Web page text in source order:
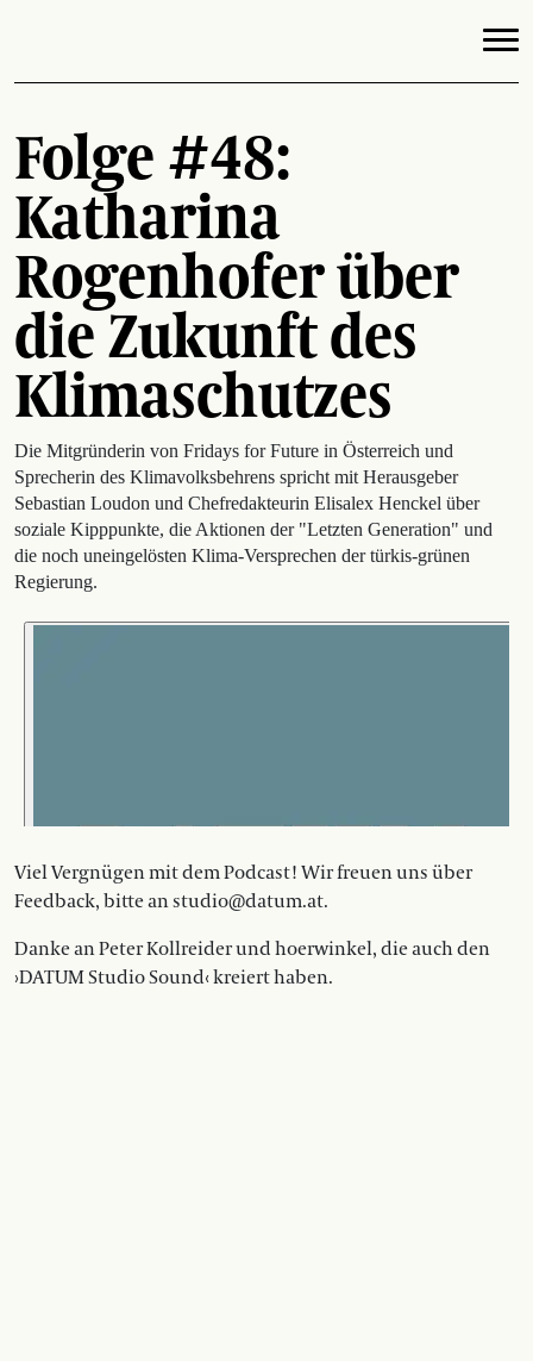
Folge #48:
Katharina
Rogenhofer über
die Zukunft des
Klimaschutzes
Die Mitgründerin von Fridays for Future in Österreich und
Sprecherin des Klimavolksbehrens spricht mit Herausgeber
Sebastian Loudon und Chefredakteurin Elisalex Henckel über
soziale Kipppunkte, die Aktionen der "Letzten Generation" und
die noch uneingelösten Klima-Versprechen der türkis-grünen
Regierung.
Viel Vergnügen mit dem Podcast! Wir freuen uns über
Feedback, bitte an studio@datum.at.
Danke an Peter Kollreider und hoerwinkel, die auch den
›DATUM Studio Sound‹ kreiert haben.